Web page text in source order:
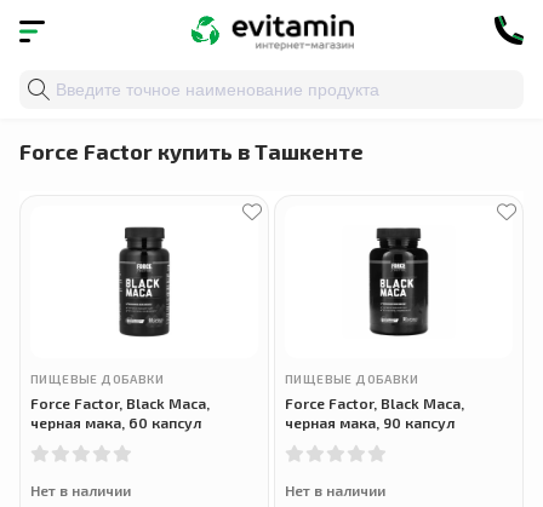
Главная » Force Factor
Force Factor купить в Ташкенте
ПИЩЕВЫЕ ДОБАВКИ
Force Factor, Black Maca,
черная мака, 60 капсул
Нет в наличии
ПИЩЕВЫЕ ДОБАВКИ
Force Factor, Black Maca,
черная мака, 90 капсул
Нет в наличии